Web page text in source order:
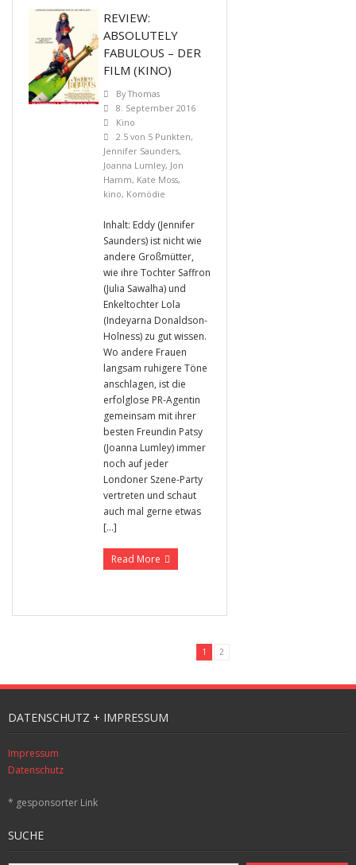
REVIEW:
ABSOLUTELY
FABULOUS – DER
FILM (KINO)
ByThomas
8. September 2016
Kino
2.5 von 5 Punkten,
Jennifer Saunders,
Joanna Lumley, Jon
Hamm, Kate Moss,
kino, Komödie
Inhalt: Eddy (Jennifer
Saunders) ist nicht wie
andere Großmütter,
wie ihre Tochter Saffron
(Julia Sawalha) und
Enkeltochter Lola
(Indeyarna Donaldson-
Holness) zu gut wissen.
Wo andere Frauen
langsam ruhigere Töne
anschlagen, ist die
erfolglose PR-Agentin
gemeinsam mit ihrer
besten Freundin Patsy
(Joanna Lumley) immer
noch auf jeder
Londoner Szene-Party
vertreten und schaut
auch mal gerne etwas
[…]
Read More
1 2
DATENSCHUTZ + IMPRESSUM
Impressum
Datenschutz
* gesponsorter Link
SUCHE